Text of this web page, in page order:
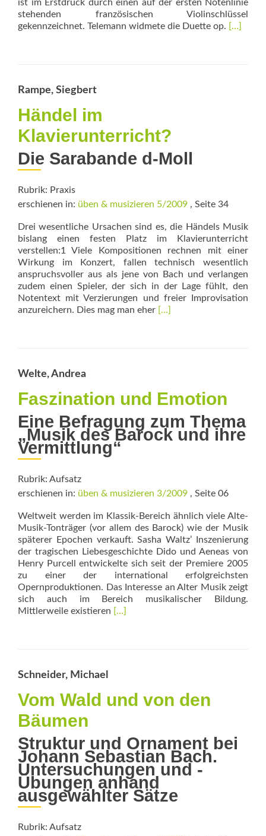
ist im Erstdruck durch einen auf der ersten Notenlinie
stehenden französischen Violinschlüssel
gekennzeichnet. Telemann widmete die Duette op. Read
[…]
Rampe, Siegbert
Händel im
Klavierunterricht?
Die Sarabande d-Moll
Rubrik: Praxis
erschienen in: üben & musizieren 5/2009 , Seite 34
Drei wesentliche Ursachen sind es, die Händels Musik
bislang einen festen Platz im Klavierunterricht
verstellen:1 Viele Kompositionen rechnen mit einer
Wirkung im Konzert, fallen technisch wesentlich
anspruchsvoller aus als jene von Bach und verlangen
zudem einen Spieler, der sich in der Lage fühlt, den
Notentext mit Verzierungen und freier Improvisation
anzureichern. Dies mag man eher Read
[…]
Welte, Andrea
Faszination und Emotion
Eine Befragung zum Thema
„Musik des Barock und ihre
­Vermittlung“
Rubrik: Aufsatz
erschienen in: üben & musizieren 3/2009 , Seite 06
Weltweit werden im Klassik-Bereich ähnlich viele Alte-
Musik-Tonträger (vor allem des Barock) wie der Musik
späterer Epochen verkauft. Sasha Waltz’ Inszenierung
der tragischen Liebesgeschichte Dido und Aeneas von
Henry Purcell entwickelte sich seit der Premiere 2005
zu einer der international erfolgreichsten
Opernproduktionen. Das In­teresse an Alter Musik zeigt
sich auch im ­Bereich musikalischer Bildung.
Mittlerweile exis­tieren Read
[…]
Schneider, Michael
Vom Wald und von den
Bäumen
Struktur und Ornament bei
Johann Sebastian Bach.
Untersuchungen und ­
Übungen anhand
ausgewählter Sätze
Rubrik: Aufsatz